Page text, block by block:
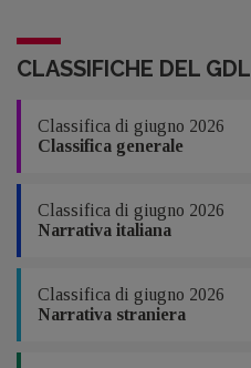
CLASSIFICHE DEL GDL
Classifica di giugno 2026
Classifica generale
Classifica di giugno 2026
Narrativa italiana
Classifica di giugno 2026
Narrativa straniera